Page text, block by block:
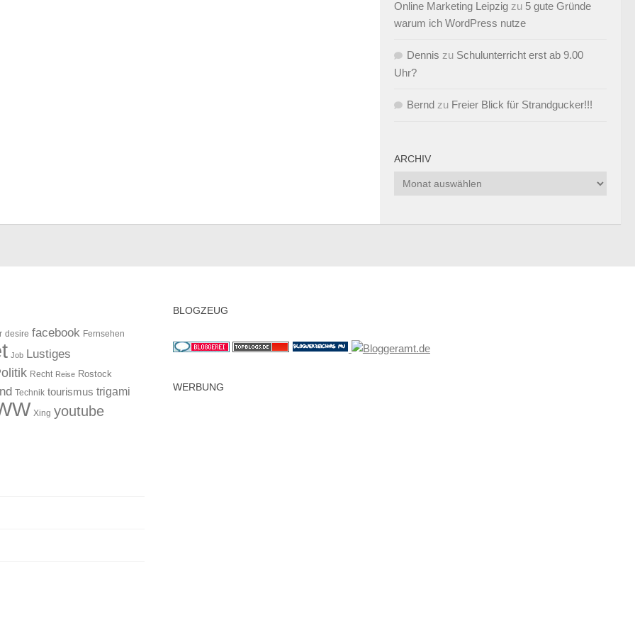
Online Marketing Leipzig zu 5 gute Gründe
warum ich WordPress nutze
Dennis zu Schulunterricht erst ab 9.00
Uhr?
Bernd zu Freier Blick für Strandgucker!!!
ARCHIV
Archiv
desire facebook Fernsehen
Job Lustiges
Recht Reise Rostock
Technik tourismus trigami
Xing youtube
BLOGZEUG
WERBUNG